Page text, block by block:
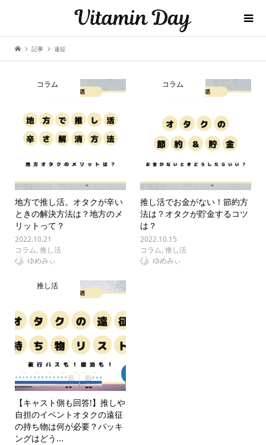
記事 遠征
コラム
地方で推し活。オタクが辛い
ときの解決方法は？地方のメ
リットって？
2022.10.21
コラム, 推し活
ゆめみぃ
コラム
推し活でお金がない！節約方
法は？オタクが貯金するコツ
は？
2022.10.15
コラム,推し活
ゆめみぃ
推し活
【キャスト側も回答!】推しや
自担のイベントオタクの遠征
の持ち物は何が必要？パッキ
ングはどう...